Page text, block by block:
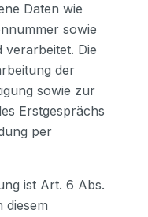
Daten wie
sowie
Die
der
sowie zur
Erstgesprächs
per
ist Art. 6 Abs.
diesem